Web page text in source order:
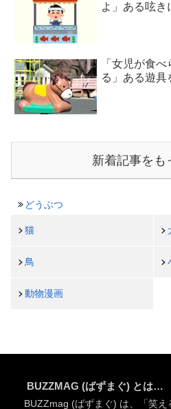
よ」ある呟き
「女児が食
る」ある遊
新着記事をも
どうぶつ
猫
鳥
動物漫画
BUZZMAG (ばずまぐ) とは…
BUZZmag (ばずまぐ) は、「笑